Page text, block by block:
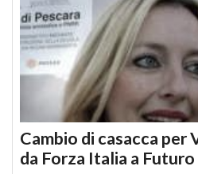
Cambio di casacca per
da Forza Italia a